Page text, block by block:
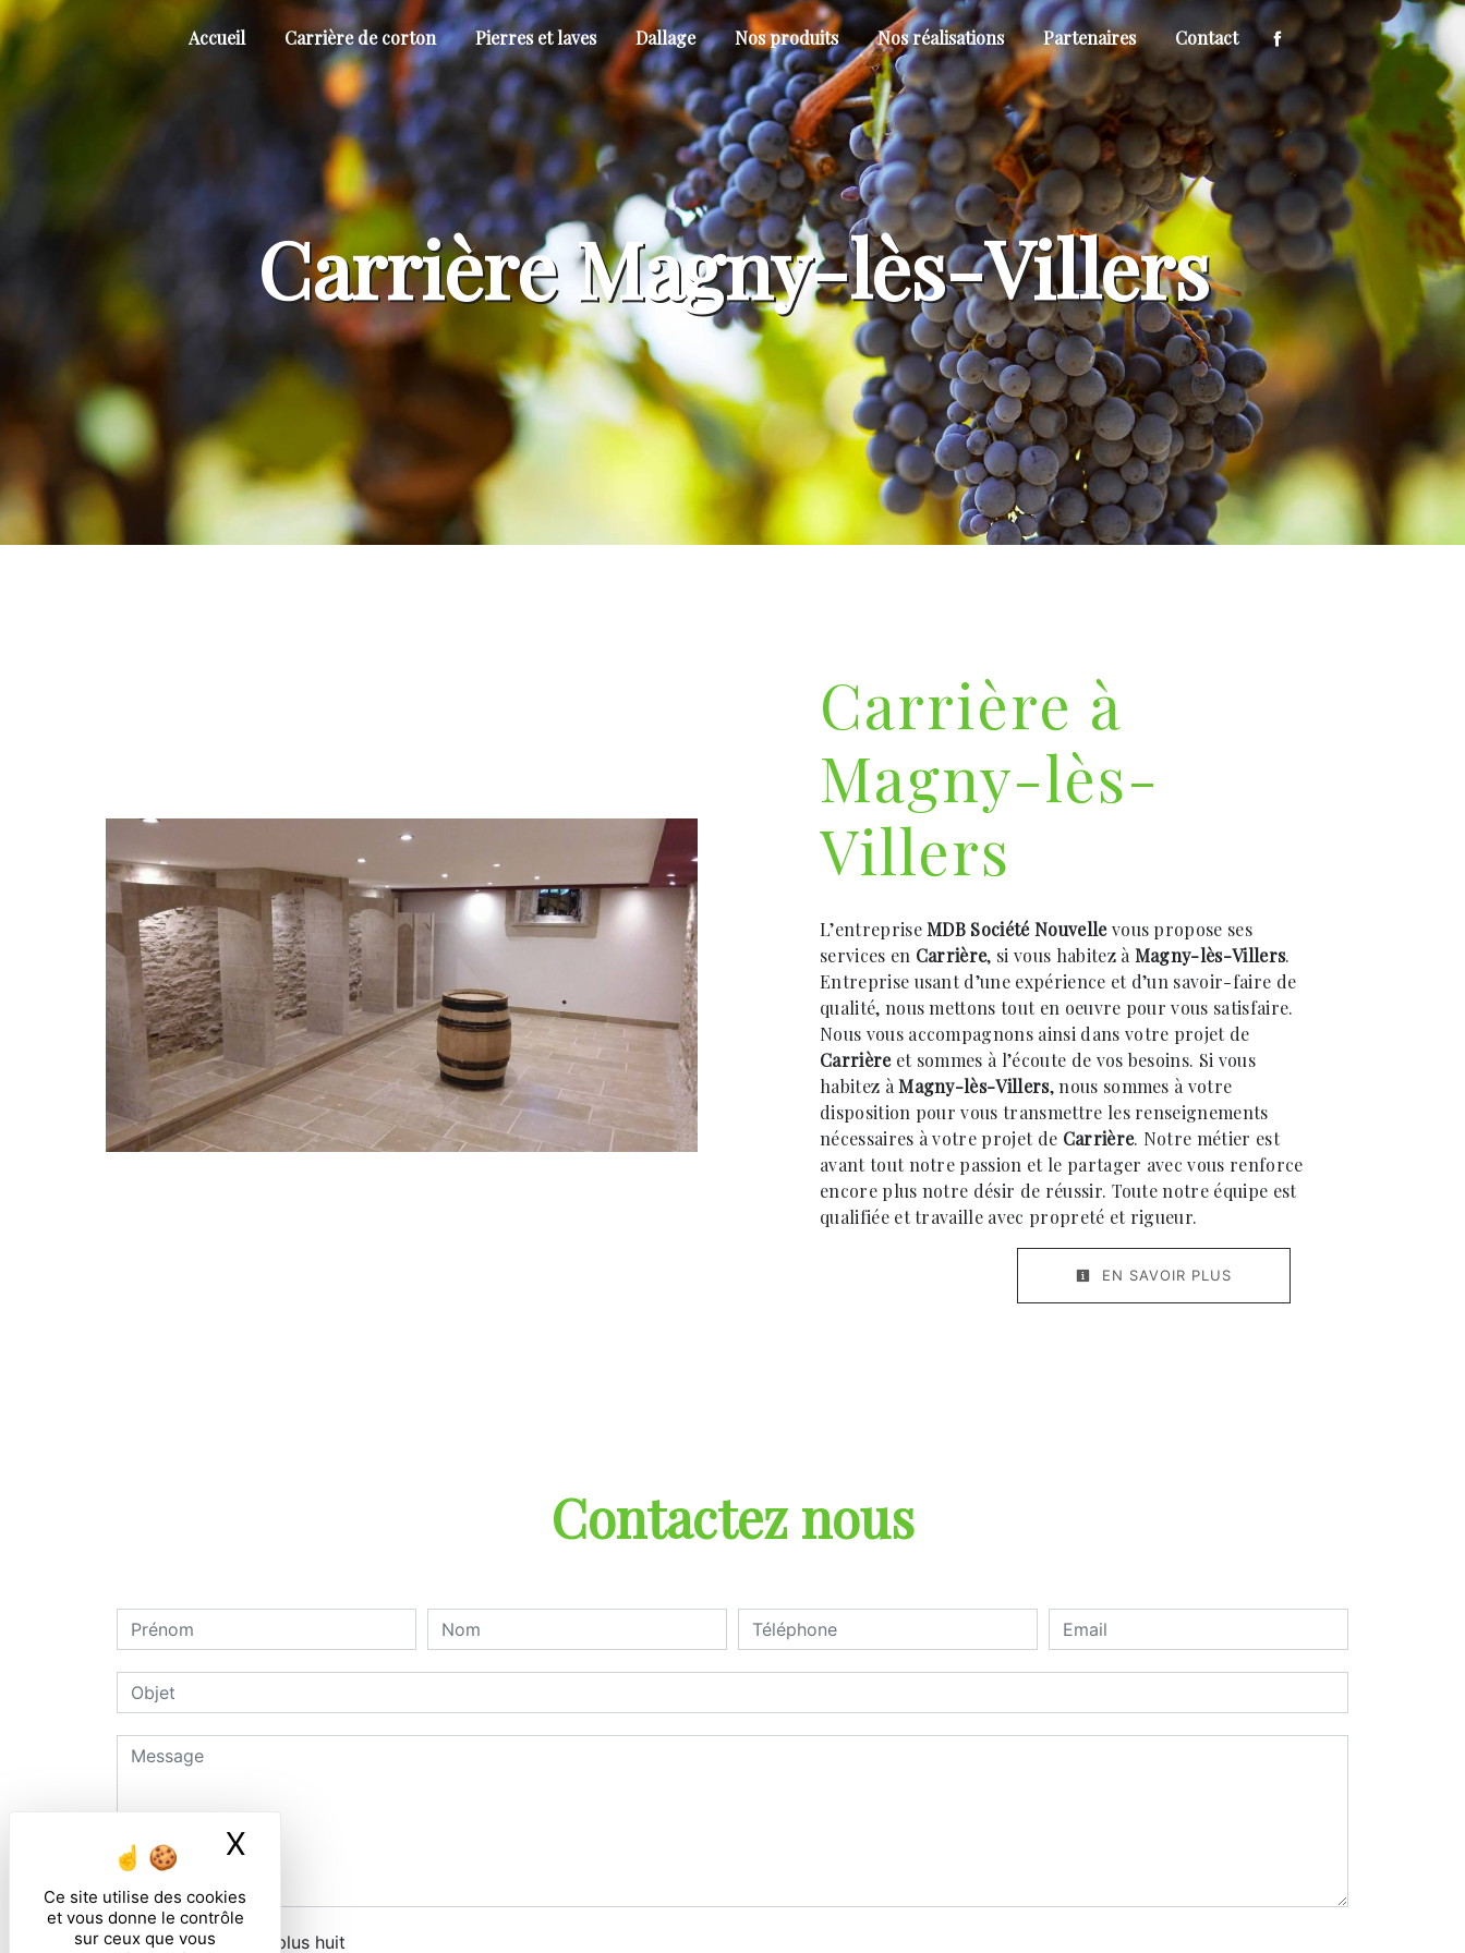
Panneau de gestion des cookies
Ce site utilise des cookies
et vous donne le contrôle
sur ceux que vous
X
Accueil Carrière de corton Pierres et laves Dallage Nos produits Nos réalisations Partenaires Contact
Carrière Magny-lès-Villers
Carrière à
Magny-lès-
Villers
L’entrepriseMDB Société Nouvellevous propose ses
services en Carrière, si vous habitez à Magny-lès-Villers.
Entreprise usant d’une expérience et d’un savoir-faire de
qualité, nous mettons tout en oeuvre pour vous satisfaire.
Nous vous accompagnons ainsi dans votre projet de
Carrièreet sommes à l’écoute de vos besoins. Si vous
habitez àMagny-lès-Villers, nous sommes à votre
disposition pour vous transmettre les renseignements
nécessaires à votre projet de Carrière. Notre métier est
avant tout notre passion et le partager avec vous renforce
encore plus notre désir de réussir. Toute notre équipe est
qualifiée et travaille avec propreté et rigueur.
EN SAVOIR PLUS
Contactez nous
Combien font cinq plus huit